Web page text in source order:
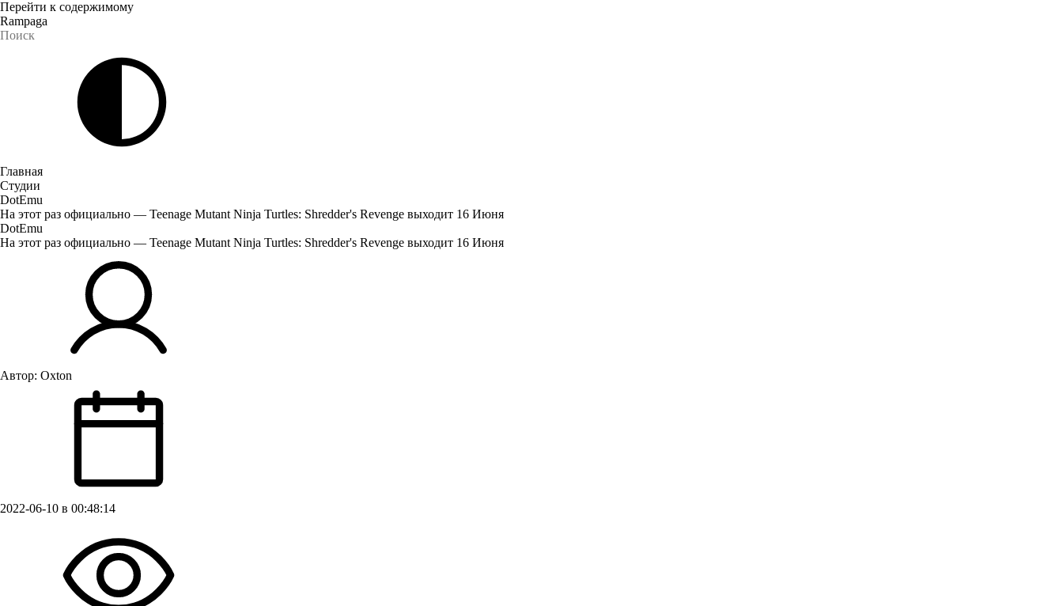
Перейти к содержимому
Rampaga
Главная
Студии
DotEmu
На этот раз официально — Teenage Mutant Ninja Turtles: Shredder's Revenge выходит 16 Июня
DotEmu
На этот раз официально — Teenage Mutant Ninja Turtles: Shredder's Revenge выходит 16 Июня
Автор: Oxton
2022-06-10 в 00:48:14